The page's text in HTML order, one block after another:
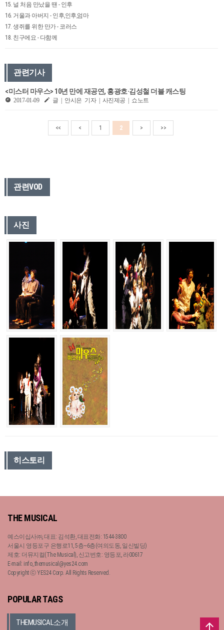
15. 널 처음 만났을 땐 - 인후
16. 거울과 아버지 - 인후,인후,엄마
17. 생쥐를 위한 만가 - 코러스
18. 친구에요 - 다함께
관련기사
<미스터 마우스> 10년 만에 재공연, 홍광호·김성철 더블 캐스팅
2017-01-09 글 | 안시은 기자 | 사진제공 | 쇼노트
<< < 1 2 > >>
관련VOD
사진
히스토리
THE MUSICAL
예스이십사㈜, 대표: 김석환, 대표전화: 1544-3800
서울시 영등포구 은행로11, 5층~6층(여의도동, 일신빌딩)
제호: 더뮤지컬(The Musical), 신고번호: 영등포, 라00617
E-mail: info_themusical@yes24.com
Copyright ⓒ YES24 Corp. All Rights Reserved.
POPULAR TAGS
THEMUSICAL소개